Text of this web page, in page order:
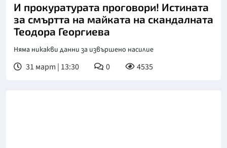
И прокуратурата проговори! Истината
за смъртта на майката на скандалната
Теодора Георгиева
Няма никакви данни за извършено насилие
31 март | 13:30 0 4535